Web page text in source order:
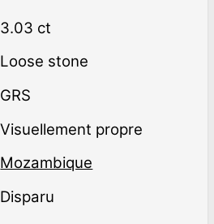
3.03 ct
Loose stone
GRS
visuellement propre
Mozambique
disparu